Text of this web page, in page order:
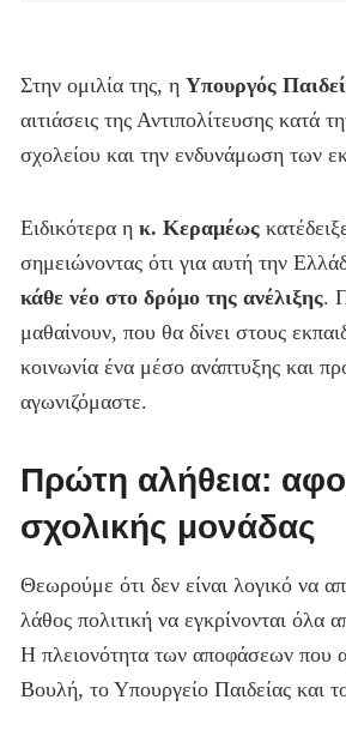
Στην ομιλία της, η Υπουργός
αιτιάσεις της Αντιπολίτευσης
σχολείου και την ενδυνάμωση των
Ειδικότερα η κ. Κεραμέως
σημειώνοντας ότι για αυτή την
κάθε νέο στο δρόμο της ανέλιξης.
μαθαίνουν, που θα δίνει στους
κοινωνία ένα μέσο ανάπτυξης και
αγωνιζόμαστε.
Πρώτη αλήθεια:
σχολικής μονάδας
Θεωρούμε ότι δεν είναι λογικό να
λάθος πολιτική να εγκρίνονται
Η πλειονότητα των αποφάσεων που
Βουλή, το Υπουργείο Παιδείας και